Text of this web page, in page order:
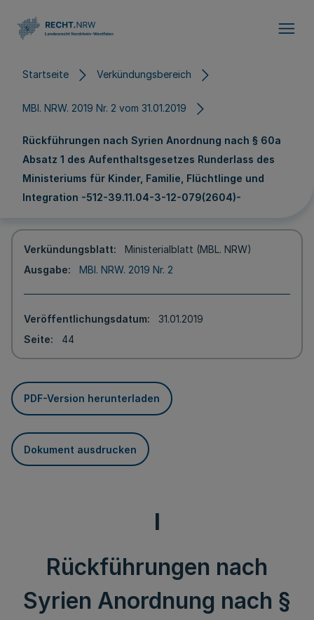
Startseite Verkündungsbereich
MBl. NRW. 2019 Nr. 2 vom 31.01.2019
Rückführungen nach Syrien Anordnung nach § 60a
Absatz 1 des Aufenthaltsgesetzes Runderlass des
Ministeriums für Kinder, Familie, Flüchtlinge und
Integration -512-39.11.04-3-12-079(2604)-
Verkündungsblatt
Ministerialblatt (MBL. NRW)
Ausgabe
MBl. NRW. 2019 Nr. 2
Veröffentlichungsdatum
31.01.2019
Seite
44
PDF-Version herunterladen
Dokument ausdrucken
I
Rückführungen nach
Syrien Anordnung nach §